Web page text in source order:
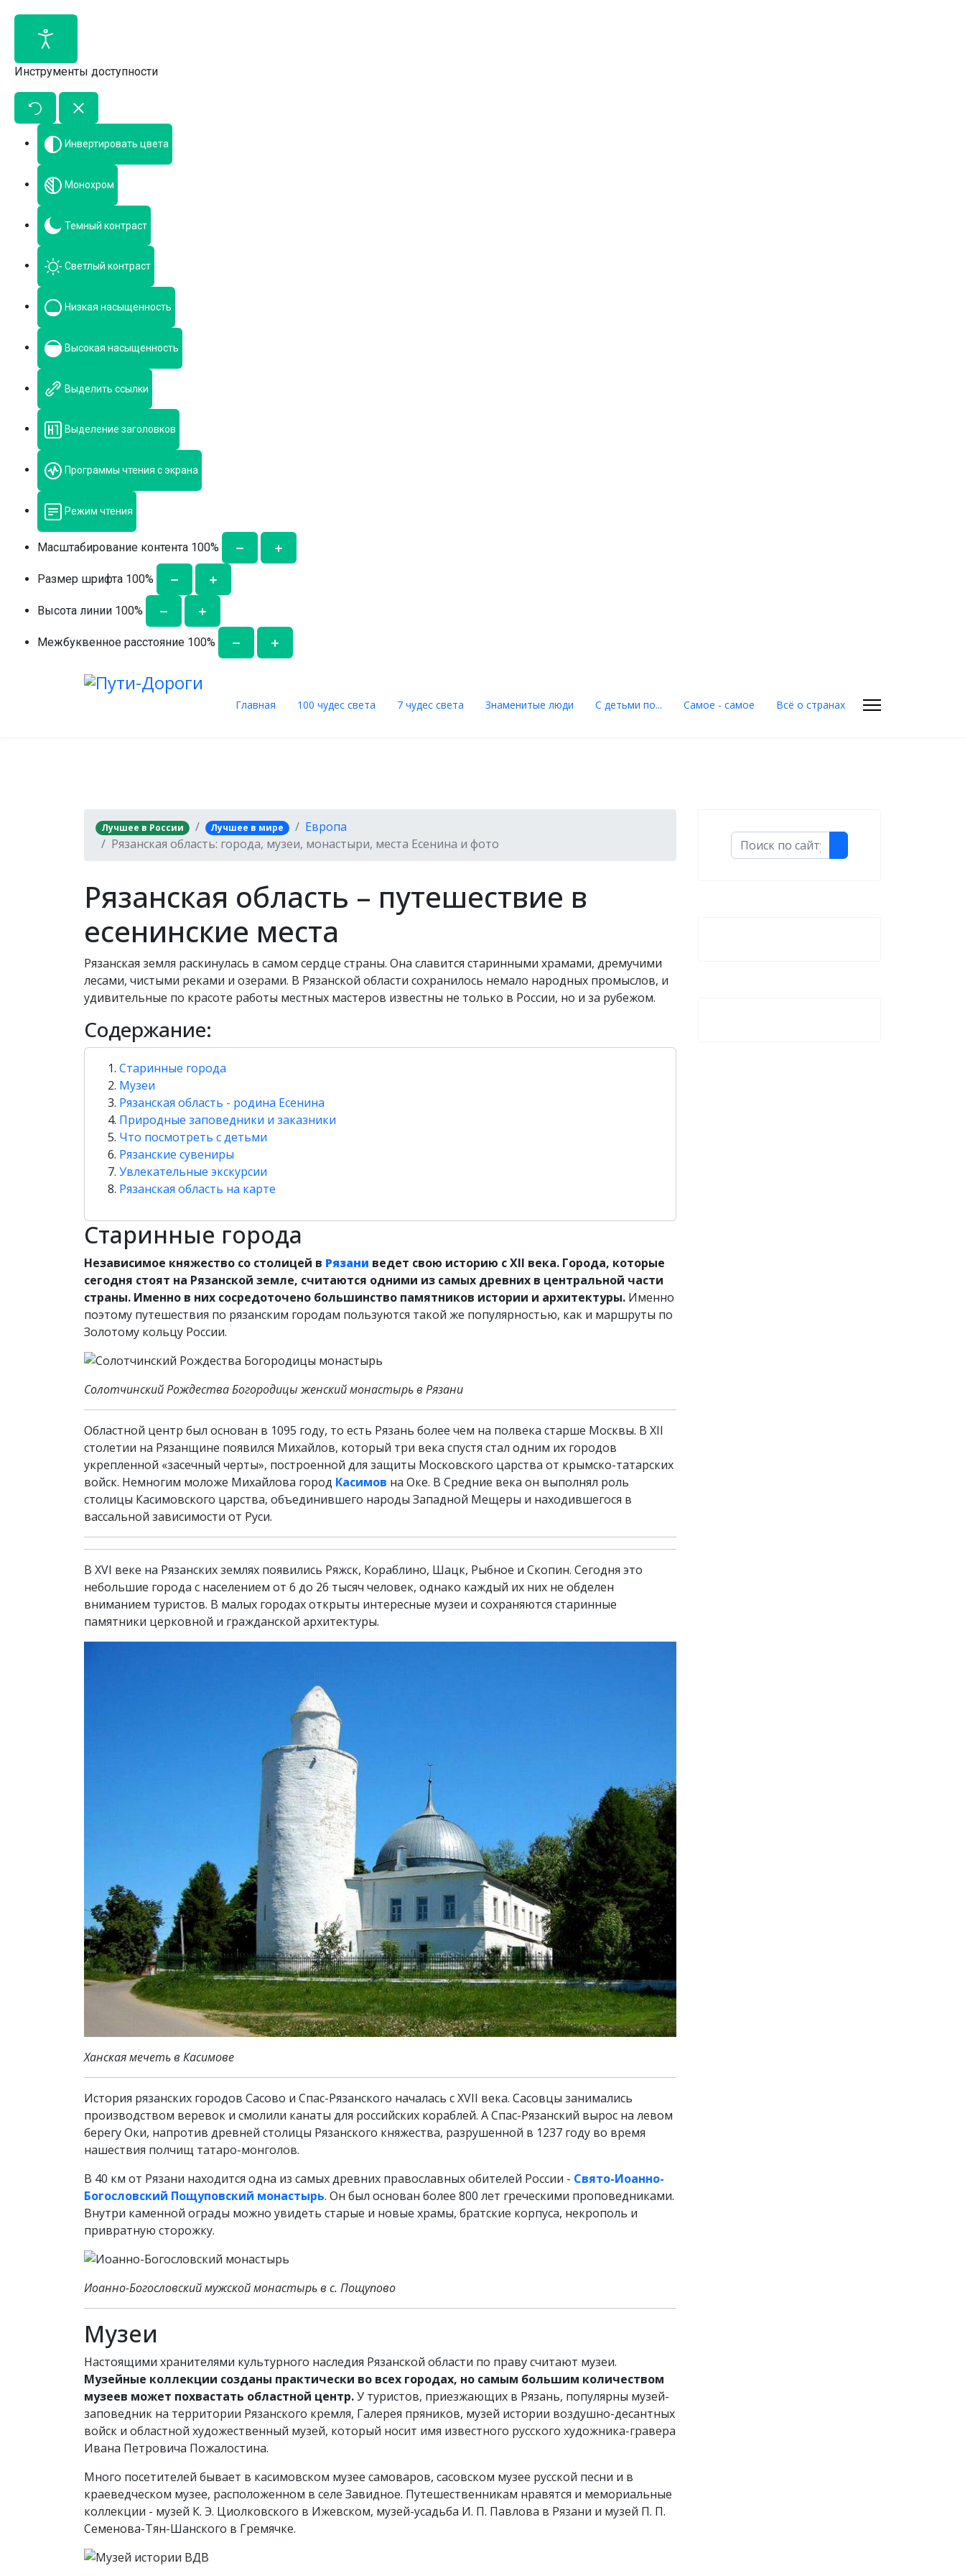
Инструменты доступности
Инвертировать цвета
Монохром
Темный контраст
Светлый контраст
Низкая насыщенность
Высокая насыщенность
Выделить ссылки
Выделение заголовков
Программы чтения с экрана
Режим чтения
Масштабирование контента 100%
Размер шрифта 100%
Высота линии 100%
Межбуквенное расстояние 100%
Главная 100 чудес света 7 чудес света Знаменитые люди С детьми по... Самое - самое Всё о странах
Лучшее в России Лучшее в мире
Европа
Рязанская область: города, музеи, монастыри, места Есенина и фото
Рязанская область – путешествие в
есенинские места
Рязанская земля раскинулась в самом сердце страны. Она славится старинными храмами, дремучими
лесами, чистыми реками и озерами. В Рязанской области сохранилось немало народных промыслов, и
удивительные по красоте работы местных мастеров известны не только в России, но и за рубежом.
Содержание:
Старинные города
Музеи
Рязанская область - родина Есенина
Природные заповедники и заказники
Что посмотреть с детьми
Рязанские сувениры
Увлекательные экскурсии
Рязанская область на карте
Старинные города
Независимое княжество со столицей в Рязани ведет свою историю с XII века. Города, которые
сегодня стоят на Рязанской земле, считаются одними из самых древних в центральной части
страны. Именно в них сосредоточено большинство памятников истории и архитектуры. Именно
поэтому путешествия по рязанским городам пользуются такой же популярностью, как и маршруты по
Золотому кольцу России.
Солотчинский Рождества Богородицы женский монастырь в Рязани
Областной центр был основан в 1095 году, то есть Рязань более чем на полвека старше Москвы. В XII
столетии на Рязанщине появился Михайлов, который три века спустя стал одним их городов
укрепленной «засечный черты», построенной для защиты Московского царства от крымско-татарских
войск. Немногим моложе Михайлова город Касимов на Оке. В Средние века он выполнял роль
столицы Касимовского царства, объединившего народы Западной Мещеры и находившегося в
вассальной зависимости от Руси.
В XVI веке на Рязанских землях появились Ряжск, Кораблино, Шацк, Рыбное и Скопин. Сегодня это
небольшие города с населением от 6 до 26 тысяч человек, однако каждый их них не обделен
вниманием туристов. В малых городах открыты интересные музеи и сохраняются старинные
памятники церковной и гражданской архитектуры.
Ханская мечеть в Касимове
История рязанских городов Сасово и Спас-Рязанского началась с XVII века. Сасовцы занимались
производством веревок и смолили канаты для российских кораблей. А Спас-Рязанский вырос на левом
берегу Оки, напротив древней столицы Рязанского княжества, разрушенной в 1237 году во время
нашествия полчищ татаро-монголов.
В 40 км от Рязани находится одна из самых древних православных обителей России - Свято-Иоанно-
Богословский Пощуповский монастырь. Он был основан более 800 лет греческими проповедниками.
Внутри каменной ограды можно увидеть старые и новые храмы, братские корпуса, некрополь и
привратную сторожку.
Иоанно-Богословский мужской монастырь в с. Пощупово
Музеи
Настоящими хранителями культурного наследия Рязанской области по праву считают музеи.
Музейные коллекции созданы практически во всех городах, но самым большим количеством
музеев может похвастать областной центр.У туристов, приезжающих в Рязань, популярны музей-
заповедник на территории Рязанского кремля, Галерея пряников, музей истории воздушно-десантных
войск и областной художественный музей, который носит имя известного русского художника-гравера
Ивана Петровича Пожалостина.
Много посетителей бывает в касимовском музее самоваров, сасовском музее русской песни и в
краеведческом музее, расположенном в селе Завидное. Путешественникам нравятся и мемориальные
коллекции - музей К. Э. Циолковского в Ижевском, музей-усадьба И. П. Павлова в Рязани и музей П. П.
Семенова-Тян-Шанского в Гремячке.
Поиск